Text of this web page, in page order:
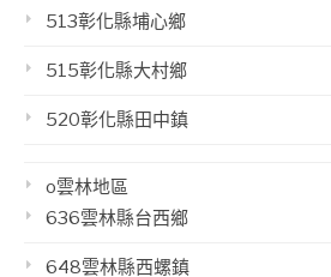
513彰化縣埔心鄉
515彰化縣大村鄉
520彰化縣田中鎮
o雲林地區
636雲林縣台西鄉
648雲林縣西螺鎮